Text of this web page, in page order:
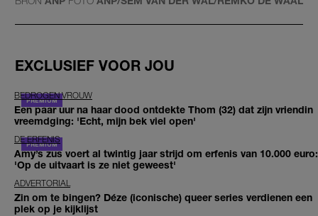
EXCLUSIEF VOOR JOU
BEDROGEN VROUW
Een paar uur na haar dood ontdekte Thom (32) dat zijn vriendin
vreemdging: 'Echt, mijn bek viel open'
DE ERFENIS
Amy’s zus voert al twintig jaar strijd om erfenis van 10.000 euro:
'Op de uitvaart is ze niet geweest'
ADVERTORIAL
Zin om te bingen? Déze (iconische) queer series verdienen een
plek op je kijklijst